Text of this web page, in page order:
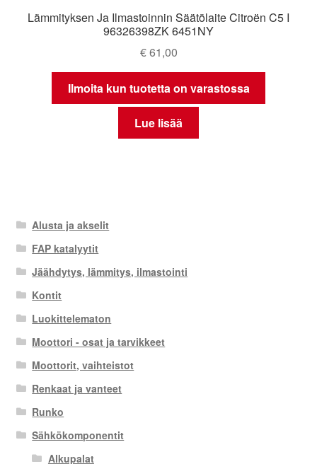
Lämmityksen Ja Ilmastoinnin Säätölaite Citroën C5 I
96326398ZK 6451NY
€61,00
Ilmoita kun tuotetta on varastossa
Lue lisää
Alusta ja akselit
FAP katalyytit
Jäähdytys, lämmitys, ilmastointi
Kontit
Luokittelematon
Moottori - osat ja tarvikkeet
Moottorit, vaihteistot
Renkaat ja vanteet
Runko
Sähkökomponentit
Alkupalat